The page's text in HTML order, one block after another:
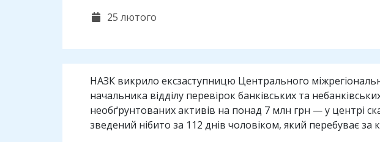
25 лютого
НАЗК викрило ексзаступницю Центрального
начальника відділу перевірок банківських та
необґрунтованих активів на понад 7 млн грн — у центрі
зведений нібито за 112 днів чоловіком, який перебуває